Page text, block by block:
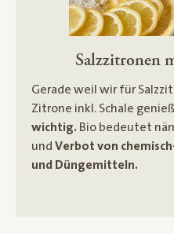
Salzzitronen
Gerade weil wir für
Zitrone inkl. Schale
wichtig. Bio bedeutet
und Verbot von
und Düngemitteln.